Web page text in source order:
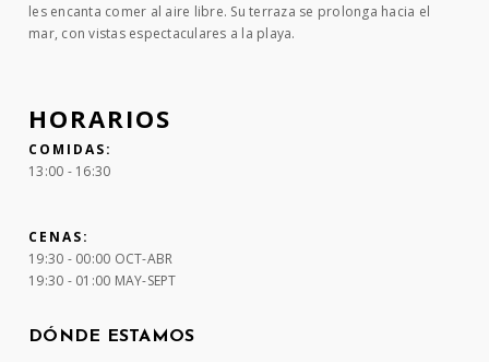
les encanta comer al aire libre. Su terraza se prolonga hacia el
mar, con vistas espectaculares a la playa.
HORARIOS
COMIDAS:
13:00 - 16:30
CENAS:
19:30 - 00:00 OCT-ABR
19:30 - 01:00 MAY-SEPT
DÓNDE ESTAMOS